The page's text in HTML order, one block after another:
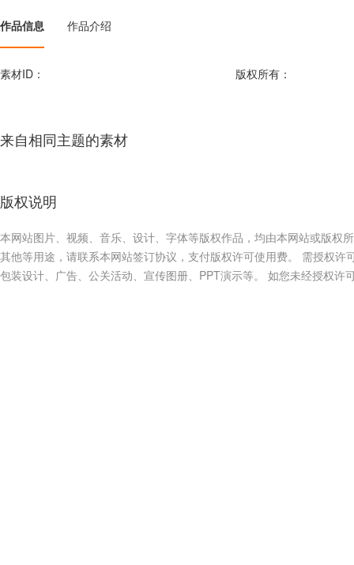
作品信息 作品介绍
素材ID： 版权所有：
来自相同主题的素材
版权说明
本网站图片、视频、音乐、设计、字体等版权作品，均由本网站或版权
其他等用途，请联系本网站签订协议，支付版权许可使用费。 需授权
包装设计、广告、公关活动、宣传图册、PPT演示等。 如您未经授权